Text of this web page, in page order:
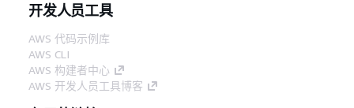
开发人员工具
AWS 代码示例库
AWS CLI
AWS 构建者中心
AWS 开发人员工具博客